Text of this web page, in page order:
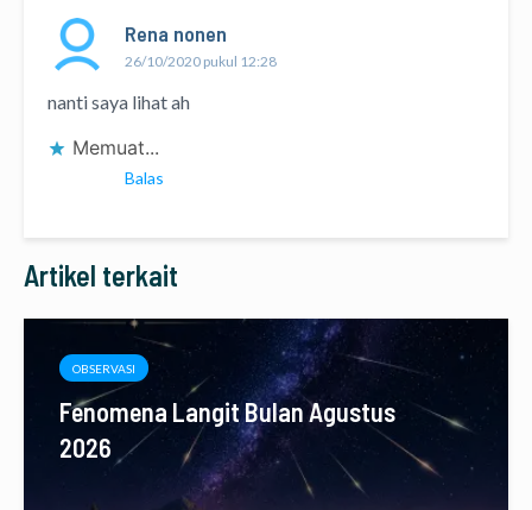
Rena nonen
26/10/2020 pukul 12:28
nanti saya lihat ah
Memuat...
Balas
Artikel terkait
OBSERVASI
Fenomena Langit Bulan Agustus
2026